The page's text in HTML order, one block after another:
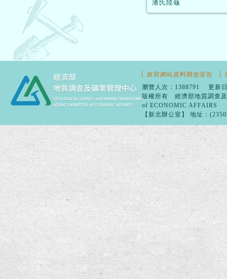
潘氏陸龜
政府網站資料開放宣告
瀏覽人次：1388791 更新
版權所有 經濟部地質調查
of ECONOMIC AFFAIRS
【新北辦公室】 地址：